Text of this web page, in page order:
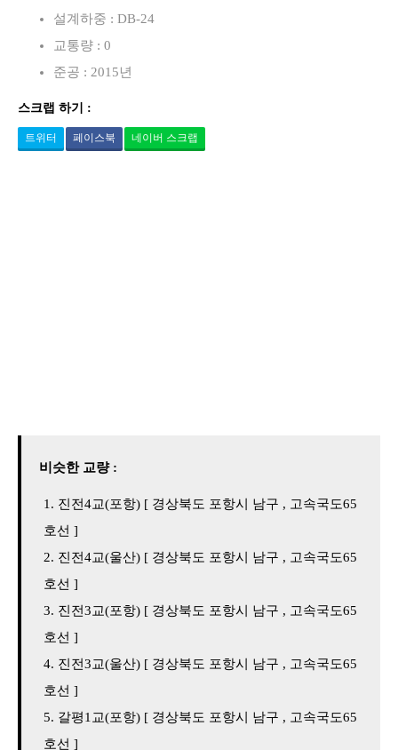
설계하중 : DB-24
교통량 : 0
준공 : 2015년
스크랩 하기 :
트위터 페이스북 네이버 스크랩
비슷한 교량 :
진전4교(포항) [ 경상북도 포항시 남구 , 고속국도65
호선 ]
진전4교(울산) [ 경상북도 포항시 남구 , 고속국도65
호선 ]
진전3교(포항) [ 경상북도 포항시 남구 , 고속국도65
호선 ]
진전3교(울산) [ 경상북도 포항시 남구 , 고속국도65
호선 ]
갈평1교(포항) [ 경상북도 포항시 남구 , 고속국도65
호선 ]